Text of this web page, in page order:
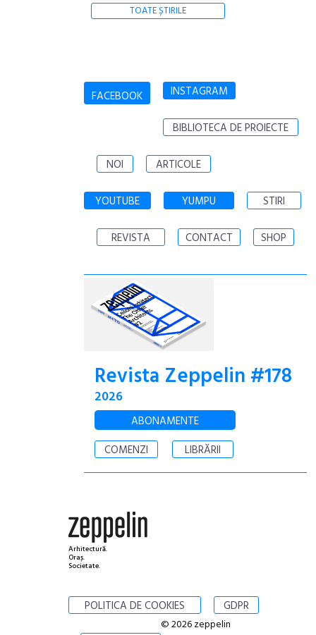
TOATE ȘTIRILE
FACEBOOK INSTAGRAM
BIBLIOTECA DE PROIECTE
NOI ARTICOLE
YOUTUBE YUMPU STIRI
REVISTA CONTACT SHOP
Revista Zeppelin #178
2026
ABONAMENTE
COMENZI
LIBRĂRII
Arhitectură.
Oraș.
Societate.
POLITICA DE COOKIES GDPR
© 2026 zeppelin